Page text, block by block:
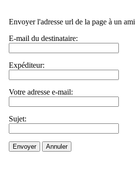
Envoyer l'adresse url de la page à un ami
E-mail du destinataire:
Expéditeur:
Votre adresse e-mail:
Sujet:
Envoyer Annuler